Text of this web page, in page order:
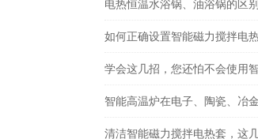
电热恒温水浴锅、油浴锅的区别